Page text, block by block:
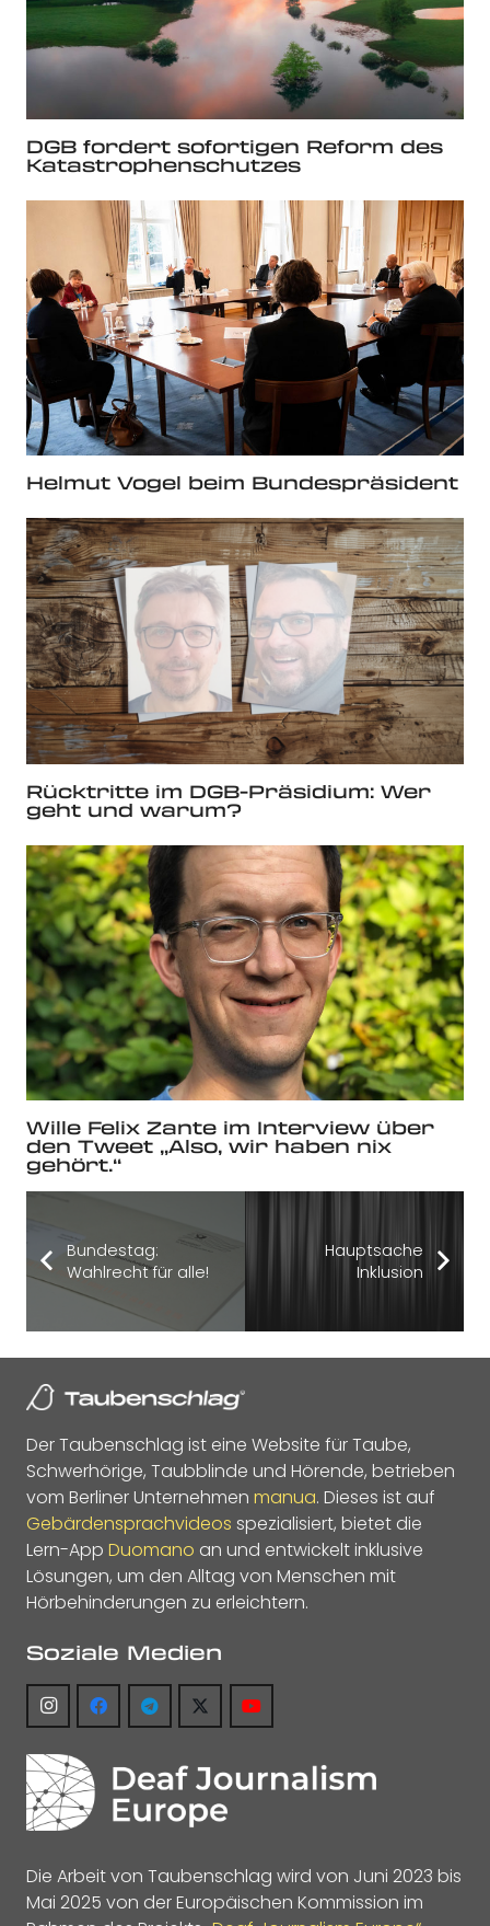
DGB fordert sofortigen Reform des
Katastrophenschutzes
Helmut Vogel beim Bundespräsident
Rücktritte im DGB-Präsidium: Wer
geht und warum?
Wille Felix Zante im Interview über
den Tweet „Also, wir haben nix
gehört.“
Bundestag:
Wahlrecht für alle!
Hauptsache
Inklusion
Der Taubenschlag ist eine Website für Taube,
Schwerhörige, Taubblinde und Hörende, betrieben
vom Berliner Unternehmen manua. Dieses ist auf
Gebärdensprachvideos spezialisiert, bietet die
Lern-App Duomano an und entwickelt inklusive
Lösungen, um den Alltag von Menschen mit
Hörbehinderungen zu erleichtern.
Soziale Medien
Die Arbeit von Taubenschlag wird von Juni 2023 bis
Mai 2025 von der Europäischen Kommission im